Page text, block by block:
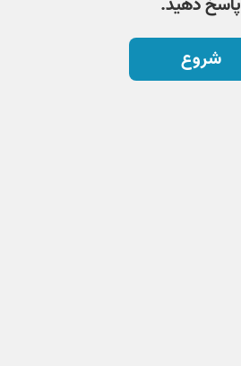
شروع